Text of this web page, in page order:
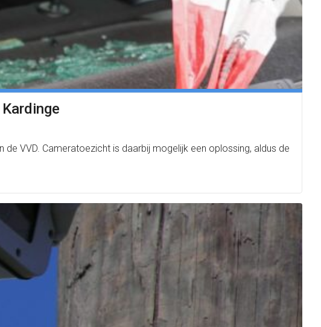
VVD. Cameratoezicht is daarbij mogelijk een oplossing, aldus de